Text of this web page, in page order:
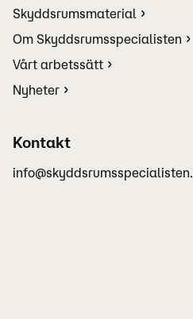
Skyddsrumsmaterial
Om Skyddsrumsspecialisten
Vårt arbetssätt
Nyheter
Kontakt